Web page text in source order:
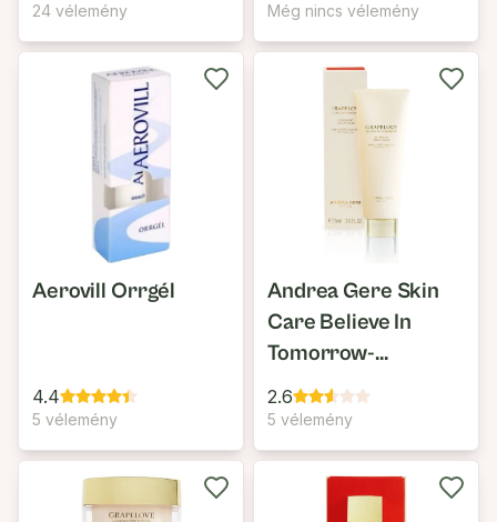
24 vélemény Még nincs vélemény
Aerovill Orrgél
4.4
5 vélemény
Andrea Gere Skin
Care Believe In
Tomorrow-
Overnight Cream
Mask
2.6
5 vélemény